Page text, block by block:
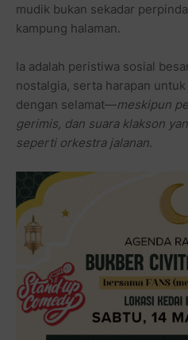
mudik bukan sekadar
kampung halaman.
Ia adalah peristiwa sosial
nostalgia, serta harapan
dengan selamat—meskipun
gerimis, dan suara klakson
seperti orkestra jalanan.